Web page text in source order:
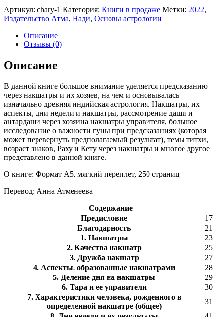
Артикул: chary-1 Категория: Книги в продаже Метки: 2022,
Издательство Атма, Нади, Основы астрологии
Описание
Отзывы (0)
Описание
В данной книге большое внимание уделяется предсказанию
через накшатры и их хозяев, на чем и основывалась
изначально древняя индийская астрология. Накшатры, их
аспекты, дни недели и накшатры, рассмотрение даши и
антардаши через хозяина накшатры управителя, большое
исследование о важности гуны при предсказаниях (которая
может перевернуть предполагаемый результат), темы титхи,
возраст знаков, Раху и Кету через накшатры и многое другое
представлено в данной книге.
О книге: Формат A5, мягкий переплет, 250 страниц
Перевод: Анна Атменеева
Содержание
Предисловие
17
Благодарность
21
1. Накшатры
23
2. Качества накшатр
25
3. Дружба накшатр
27
4. Аспекты, образованные накшатрами
28
5. Деление дня на накшатры
29
6. Тара и ее управители
30
7. Характеристики человека, рожденного в
определенной накшатре (общее)
31